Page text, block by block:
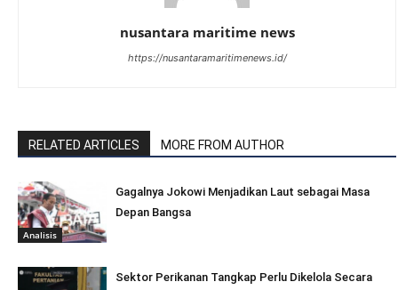
nusantara maritime news
https://nusantaramaritimenews.id/
RELATED ARTICLES MORE FROM AUTHOR
Analisis
Gagalnya Jokowi Menjadikan Laut sebagai Masa
Depan Bangsa
Sektor Perikanan Tangkap Perlu Dikelola Secara